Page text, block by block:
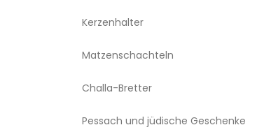
Kerzenhalter
Matzenschachteln
Challa-Bretter
Pessach und jüdische Geschenke